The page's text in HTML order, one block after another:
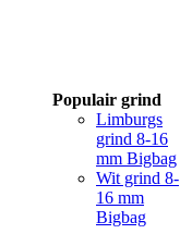
Populair grind
Limburgs
grind 8-16
mm Bigbag
Wit grind 8-
16 mm
Bigbag